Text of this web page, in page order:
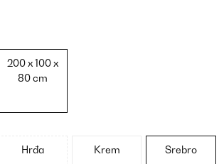
200 x 100 x
80 cm
Hrđa Krem Srebro